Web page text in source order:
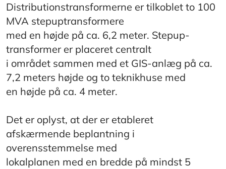
Distributionstransformerne er tilkoblet to 100
MVA stepuptransformere
med en højde på ca. 6,2 meter. Stepup-
transformer er placeret centralt
i området sammen med et GIS-anlæg på ca.
7,2 meters højde og to teknikhuse med
en højde på ca. 4 meter.
Det er oplyst, at der er etableret
afskærmende beplantning i
overensstemmelse med
lokalplanen med en bredde på mindst 5